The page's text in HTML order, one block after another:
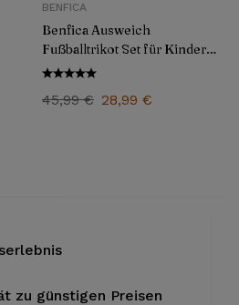
BENFICA
Benfica Ausweich
Fußballtrikot Set für Kinder
2025/26
45,99€ 28,99 €
zu günstigen Preisen